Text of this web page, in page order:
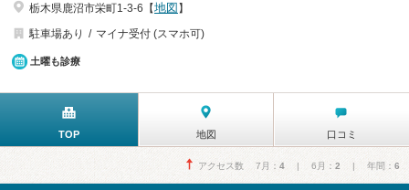
栃木県鹿沼市栄町1-3-6【地図 】
駐車場あり
マイナ受付 (スマホ可)
土曜も診療
TOP 地図 口コミ
アクセス数 7月： 4 | 6月： 2 | 年間： 6